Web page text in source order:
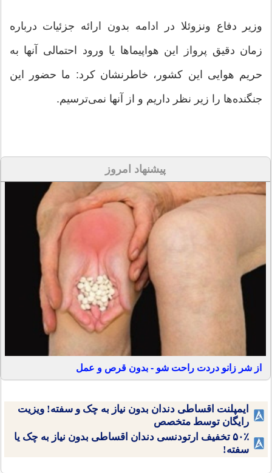
وزیر دفاع ونزوئلا در ادامه بدون ارائه جزئیات درباره
زمان دقیق پرواز این هواپیماها یا ورود احتمالی آنها به
حریم هوایی این کشور، خاطرنشان کرد: ما حضور این
جنگنده‌ها را زیر نظر داریم و از آنها نمی‌ترسیم.
پیشنهاد امروز
از شر زانو دردت راحت شو - بدون قرص و عمل
ایمپلنت اقساطی دندان بدون نیاز به چک و سفته! ویزیت
رایگان توسط متخصص
۵۰٪ تخفیف ارتودنسی دندان اقساطی بدون نیاز به چک یا
سفته!